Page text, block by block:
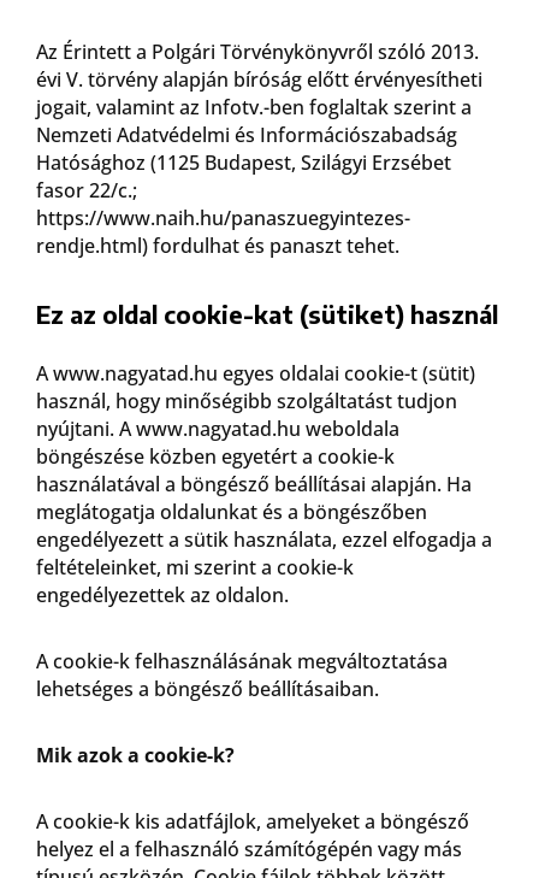
Az Érintett a Polgári Törvénykönyvről szóló 2013.
évi V. törvény alapján bíróság előtt érvényesítheti
jogait, valamint az Infotv.-ben foglaltak szerint a
Nemzeti Adatvédelmi és Információszabadság
Hatósághoz (1125 Budapest, Szilágyi Erzsébet
fasor 22/c.;
https://www.naih.hu/panaszuegyintezes-
rendje.html) fordulhat és panaszt tehet.
Ez az oldal cookie-kat (sütiket) használ
A www.nagyatad.hu egyes oldalai cookie-t (sütit)
használ, hogy minőségibb szolgáltatást tudjon
nyújtani. A www.nagyatad.hu weboldala
böngészése közben egyetért a cookie-k
használatával a böngésző beállításai alapján. Ha
meglátogatja oldalunkat és a böngészőben
engedélyezett a sütik használata, ezzel elfogadja a
feltételeinket, mi szerint a cookie-k
engedélyezettek az oldalon.
A cookie-k felhasználásának megváltoztatása
lehetséges a böngésző beállításaiban.
Mik azok a cookie-k?
A cookie-k kis adatfájlok, amelyeket a böngésző
helyez el a felhasználó számítógépén vagy más